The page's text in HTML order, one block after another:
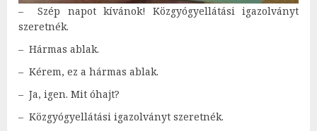
– Szép napot kívánok! Közgyógyellátási igazolványt
szeretnék.
– Hármas ablak.
– Kérem, ez a hármas ablak.
– Ja, igen. Mit óhajt?
– Közgyógyellátási igazolványt szeretnék.